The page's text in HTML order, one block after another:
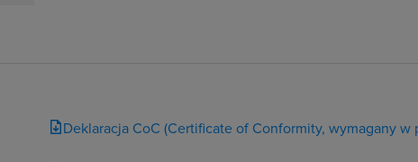
Deklaracja CoC (Certificate of Conformity, wymagany w